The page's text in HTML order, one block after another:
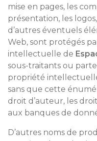
mise en pages, les
présentation, les
d’autres éventuels
Web, sont protégés
intellectuelle de
sous-traitants ou
propriété
sans que cette
droit d’auteur, les
aux banques de
D’autres noms de